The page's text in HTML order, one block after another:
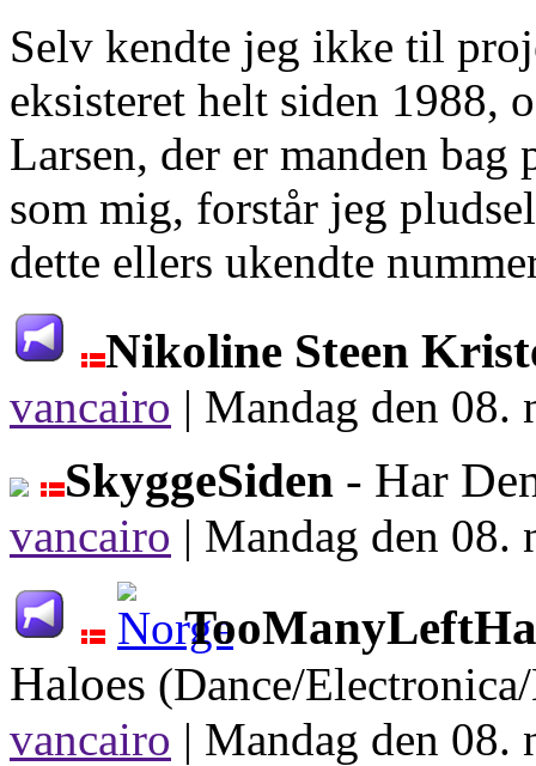
Selv kendte jeg ikke til
eksisteret helt siden 1988,
Larsen, der er manden
som mig, forstår jeg
dette ellers ukendte
Nikoline Steen
vancairo | Mandag den 08.
SkyggeSiden - Har
vancairo | Mandag den 08.
Haloes (Dance/
vancairo | Mandag den 08.